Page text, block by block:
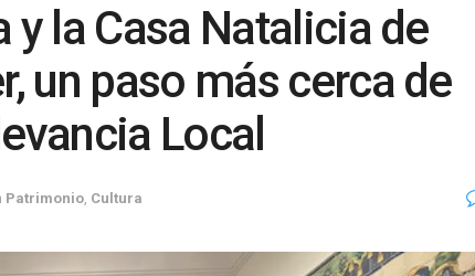
y la Casa Natalicia de
un paso más cerca de
Local
Patrimonio Cultura